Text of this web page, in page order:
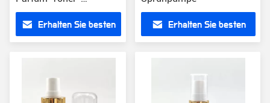
Behandlungspumpe mit
AS CapErhalten Sie besten Erhalten Sie besten